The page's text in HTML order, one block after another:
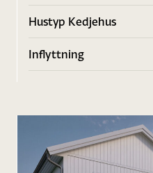
Hustyp Kedjehus
Inflyttning